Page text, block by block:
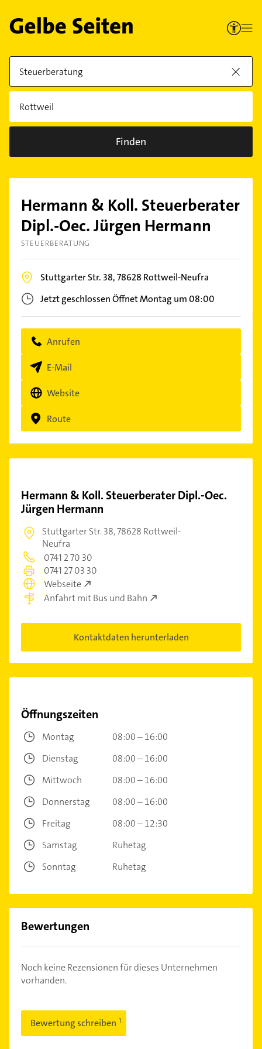
Finden
Hermann & Koll. Steuerberater
Dipl.-Oec. Jürgen Hermann
STEUERBERATUNG
Stuttgarter Str. 38,78628 Rottweil-Neufra
Jetzt geschlossenÖffnet Montag um 08:00
Anrufen
E-Mail
Website
Route
Hermann & Koll. Steuerberater Dipl.-Oec.
Jürgen Hermann
Stuttgarter Str. 38,78628 Rottweil-
Neufra
0741 2 70 30
0741 27 03 30
Webseite
Anfahrt mit Bus und Bahn
Kontaktdaten herunterladen
Öffnungszeiten
Montag
08:00 – 16:00
Dienstag
08:00 – 16:00
Mittwoch
08:00 – 16:00
Donnerstag
08:00 – 16:00
Freitag
08:00 – 12:30
Samstag
Ruhetag
Sonntag
Ruhetag
Bewertungen
Noch keine Rezensionen für dieses Unternehmen
vorhanden.
Bewertung schreiben